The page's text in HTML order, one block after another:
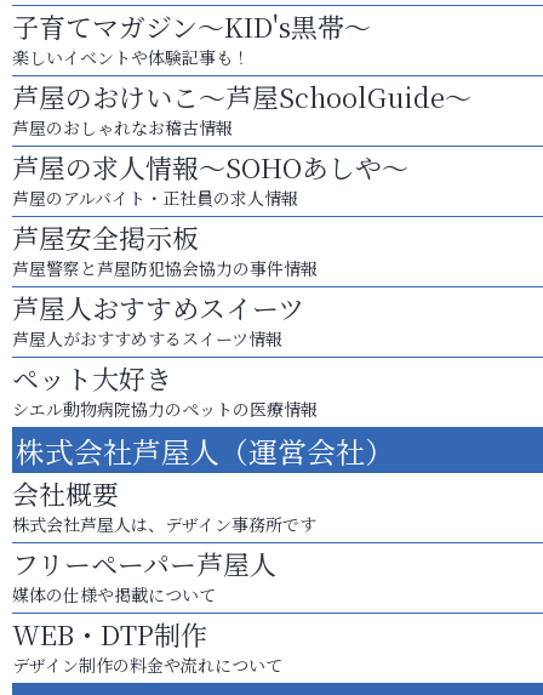
子育てマガジン～KID's黒帯～
楽しいイベントや体験記事も！
芦屋のおけいこ～芦屋SchoolGuide～
芦屋のおしゃれなお稽古情報
芦屋の求人情報～SOHOあしや～
芦屋のアルバイト・正社員の求人情報
芦屋安全掲示板
芦屋警察と芦屋防犯協会協力の事件情報
芦屋人おすすめスイーツ
芦屋人がおすすめするスイーツ情報
ペット大好き
シエル動物病院協力のペットの医療情報
株式会社芦屋人（運営会社）
会社概要
株式会社芦屋人は、デザイン事務所です
フリーペーパー芦屋人
媒体の仕様や掲載について
WEB・DTP制作
デザイン制作の料金や流れについて